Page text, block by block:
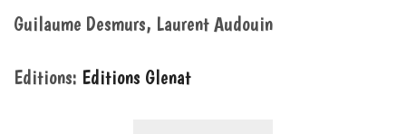
Guilaume Desmurs, Laurent Audouin
Editions: Editions Glenat